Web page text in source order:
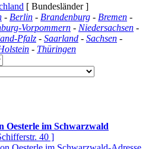
[ Bundesländer ]
- Berlin - Brandenburg - Bremen -
Vorpommern - Niedersachsen -
Pfalz - Saarland - Sachsen -
- Thüringen
Oesterle im Schwarzwald
40 ]